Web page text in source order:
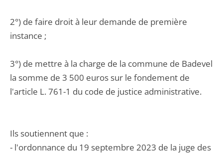
2°) de faire droit à leur demande de première
instance ;
3°) de mettre à la charge de la commune de Badevel
la somme de 3 500 euros sur le fondement de
l'article L. 761-1 du code de justice administrative.
Ils soutiennent que :
- l'ordonnance du 19 septembre 2023 de la juge des